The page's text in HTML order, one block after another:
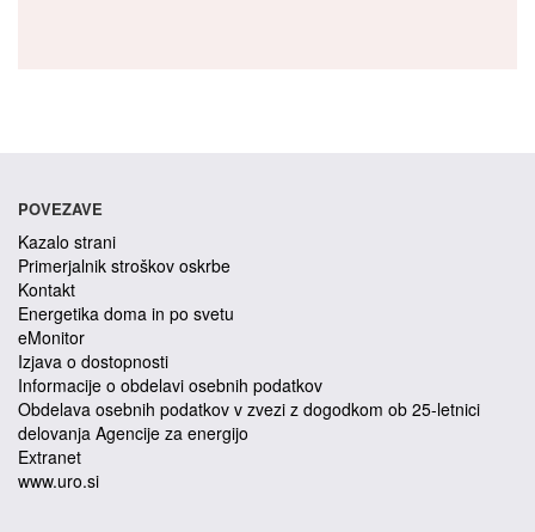
POVEZAVE
Kazalo strani
Primerjalnik stroškov oskrbe
Kontakt
Energetika doma in po svetu
eMonitor
Izjava o dostopnosti
Informacije o obdelavi osebnih podatkov
Obdelava osebnih podatkov v zvezi z dogodkom ob 25-letnici
delovanja Agencije za energijo
Extranet
www.uro.si